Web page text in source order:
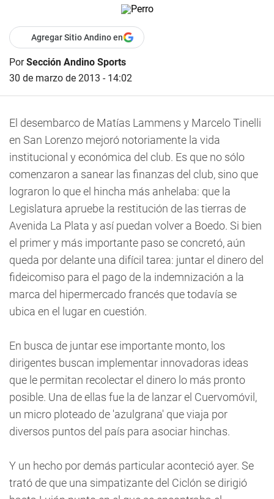
Agregar Sitio Andino en
PorSección Andino Sports
30 de marzo de 2013 - 14:02
El desembarco de Matías Lammens y Marcelo Tinelli
en San Lorenzo mejoró notoriamente la vida
institucional y económica del club. Es que no sólo
comenzaron a sanear las finanzas del club, sino que
lograron lo que el hincha más anhelaba: que la
Legislatura apruebe la restitución de las tierras de
Avenida La Plata y así puedan volver a Boedo. Si bien
el primer y más importante paso se concretó, aún
queda por delante una difícil tarea: juntar el dinero del
fideicomiso para el pago de la indemnización a la
marca del hipermercado francés que todavía se
ubica en el lugar en cuestión.
En busca de juntar ese importante monto, los
dirigentes buscan implementar innovadoras ideas
que le permitan recolectar el dinero lo más pronto
posible. Una de ellas fue la de lanzar el Cuervomóvil,
un micro ploteado de 'azulgrana' que viaja por
diversos puntos del país para asociar hinchas.
Y un hecho por demás particular aconteció ayer. Se
trató de que una simpatizante del Ciclón se dirigió